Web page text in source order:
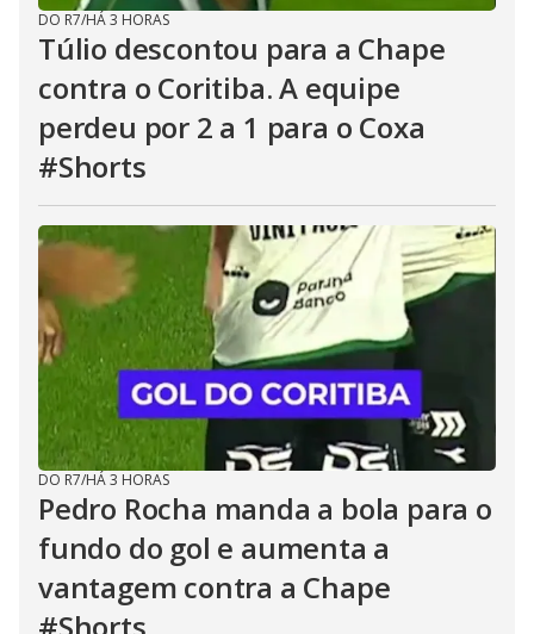
DO R7/HÁ 3 HORAS
Túlio descontou para a Chape
contra o Coritiba. A equipe
perdeu por 2 a 1 para o Coxa
#Shorts
DO R7/HÁ 3 HORAS
Pedro Rocha manda a bola para o
fundo do gol e aumenta a
vantagem contra a Chape